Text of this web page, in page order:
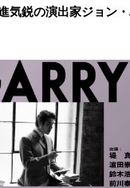
気鋭の演出家ジョン